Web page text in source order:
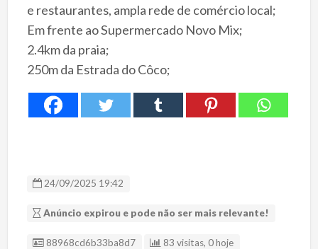
e restaurantes, ampla rede de comércio local;
Em frente ao Supermercado Novo Mix;
2.4km da praia;
250m da Estrada do Côco;
24/09/2025 19:42
Anúncio expirou e pode não ser mais relevante!
ID Anúncio
88968cd6b33ba8d7 83 visitas, 0 hoje